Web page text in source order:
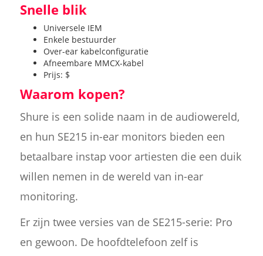
Snelle blik
Universele IEM
Enkele bestuurder
Over-ear kabelconfiguratie
Afneembare MMCX-kabel
Prijs: $
Waarom kopen?
Shure is een solide naam in de audiowereld,
en hun SE215 in-ear monitors bieden een
betaalbare instap voor artiesten die een duik
willen nemen in de wereld van in-ear
monitoring.
Er zijn twee versies van de SE215-serie: Pro
en gewoon. De hoofdtelefoon zelf is